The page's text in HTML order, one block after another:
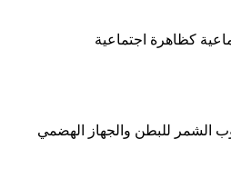
كظاهرة اجتماعية
الشمر للبطن والجهاز الهضمي